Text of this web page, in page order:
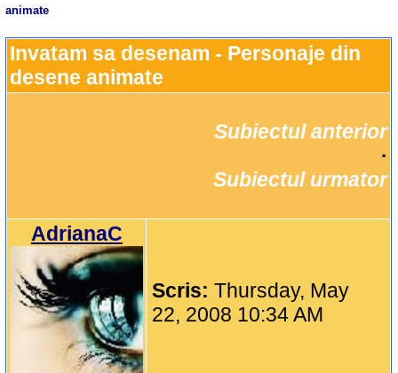
animate
Invatam sa desenam - Personaje din
desene animate
Subiectul anterior
Subiectul urmator
AdrianaC
Scris:Thursday, May
22, 2008 10:34 AM